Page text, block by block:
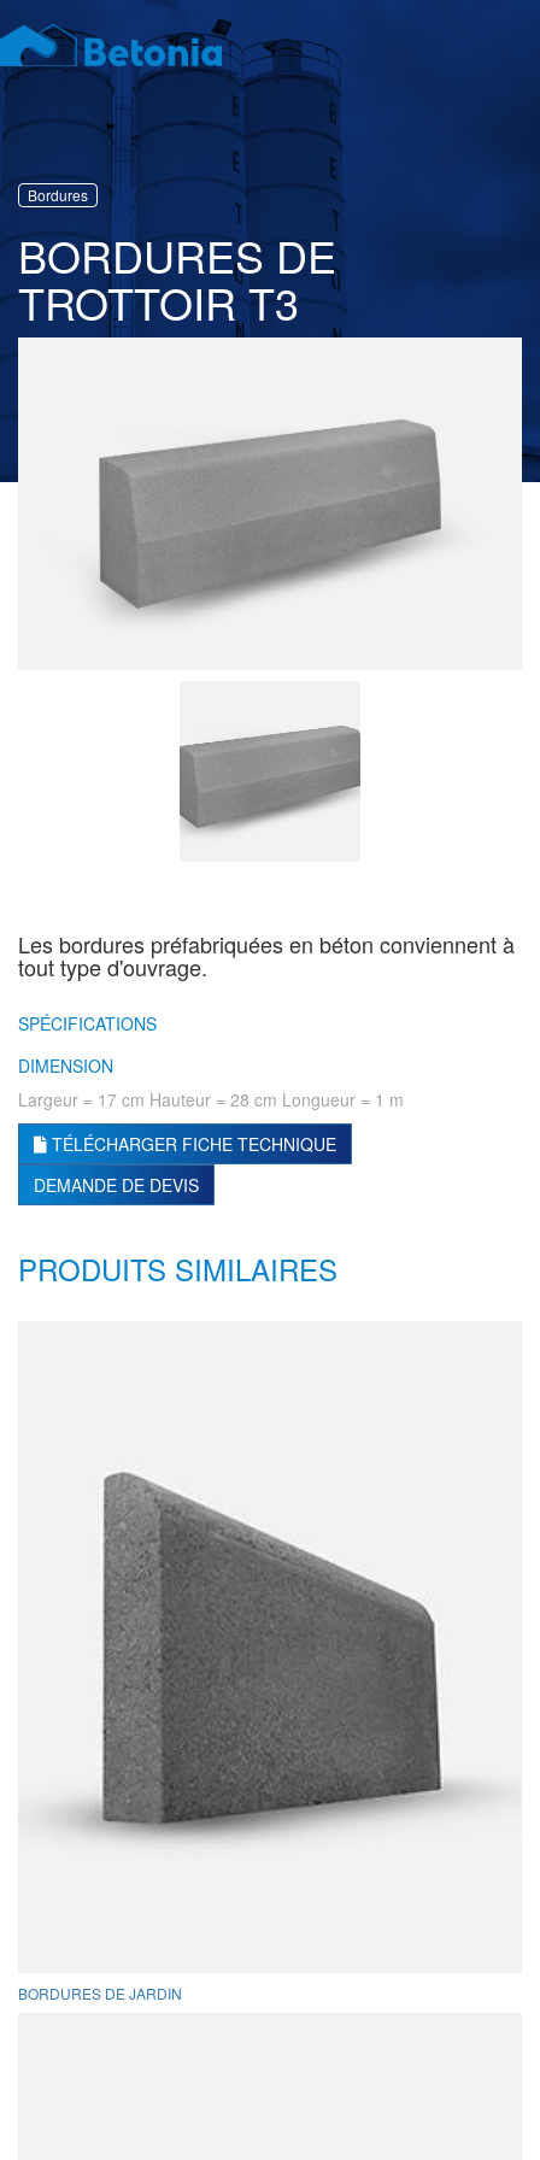
Bordures
BORDURES DE
TROTTOIR T3
Les bordures préfabriquées en béton conviennent à
tout type d'ouvrage.
SPÉCIFICATIONS
DIMENSION
Largeur = 17 cm Hauteur = 28 cm Longueur = 1 m
TÉLÉCHARGER FICHE TECHNIQUE
DEMANDE DE DEVIS
PRODUITS SIMILAIRES
BORDURES DE JARDIN